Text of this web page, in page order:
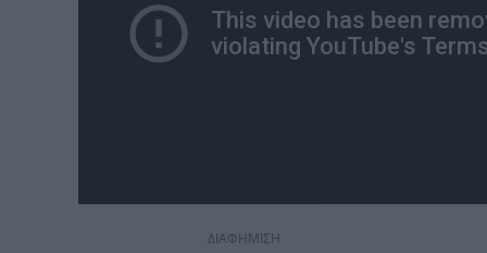
ΔΙΑΦΗΜΙΣΗ